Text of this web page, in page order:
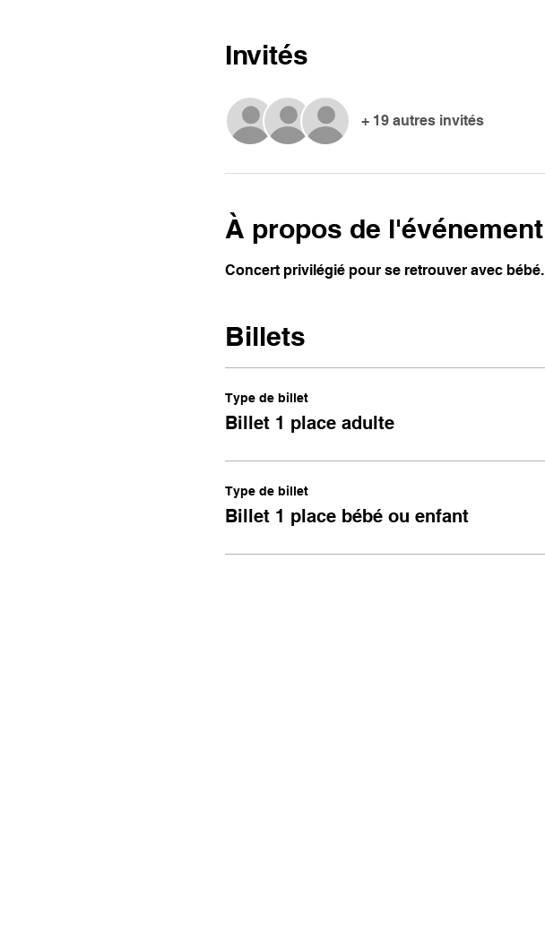
Invités
+ 19 autres invités
À propos de l'événement
Concert privilégié pour se retrouver avec bébé.
Billets
Type de billet
Billet 1 place adulte
Type de billet
Billet 1 place bébé ou enfant